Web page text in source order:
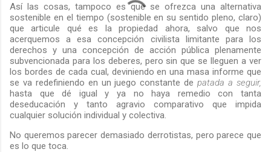
Así las cosas, tampoco es que se ofrezca una alternativa
sostenible en el tiempo (sostenible en su sentido pleno, claro)
que articule qué es la propiedad ahora, salvo que nos
acerquemos a esa concepción civilista limitante para los
derechos y una concepción de acción pública plenamente
subvencionada para los deberes, pero sin que se lleguen a ver
los bordes de cada cual, deviniendo en una masa informe que
se va redefiniendo en un juego constante depatada a seguir,
hasta que dé igual y ya no haya remedio con tanta
deseducación y tanto agravio comparativo que impida
cualquier solución individual y colectiva.
No queremos parecer demasiado derrotistas, pero parece que
es lo que toca.